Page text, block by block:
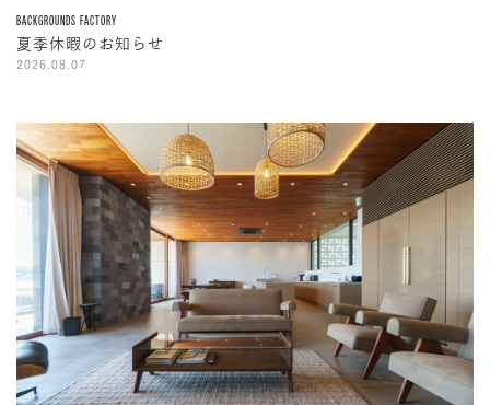
BACKGROUNDS FACTORY
夏季休暇のお知らせ
2026.08.07